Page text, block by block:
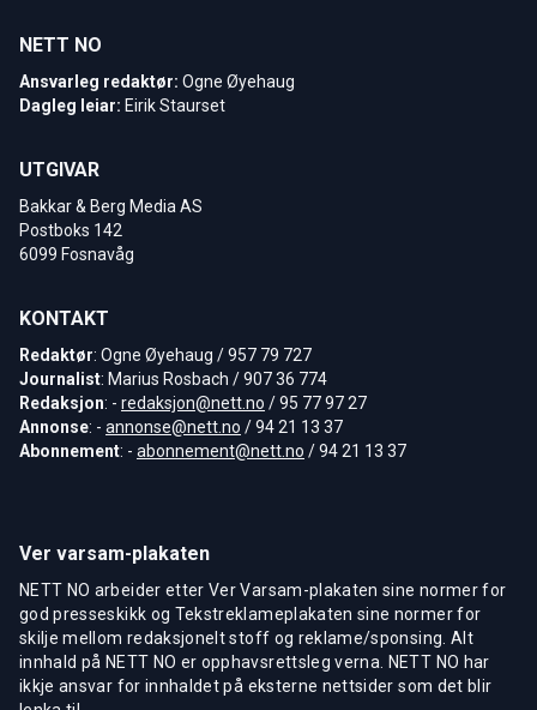
NETT NO
Ansvarleg redaktør: Ogne Øyehaug
Dagleg leiar: Eirik Staurset
UTGIVAR
Bakkar & Berg Media AS
Postboks 142
6099 Fosnavåg
KONTAKT
Redaktør: Ogne Øyehaug / 957 79 727
Journalist: Marius Rosbach / 907 36 774
Redaksjon: - redaksjon@nett.no / 95 77 97 27
Annonse: - annonse@nett.no / 94 21 13 37
Abonnement: - abonnement@nett.no / 94 21 13 37
Ver varsam-plakaten
NETT NO arbeider etter Ver Varsam-plakaten sine normer for
god presseskikk og Tekstreklameplakaten sine normer for
skilje mellom redaksjonelt stoff og reklame/sponsing. Alt
innhald på NETT NO er opphavsrettsleg verna. NETT NO har
ikkje ansvar for innhaldet på eksterne nettsider som det blir